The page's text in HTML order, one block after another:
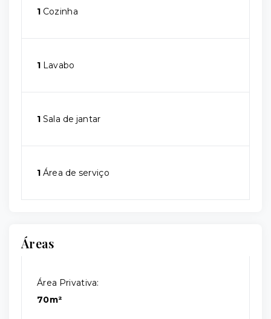
1 Cozinha
1 Lavabo
1 Sala de jantar
1 Área de serviço
Áreas
Área Privativa:
70m²